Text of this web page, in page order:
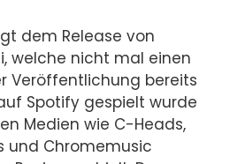
dem Release von
welche nicht mal einen
Veröffentlichung bereits
Spotify gespielt wurde
Medien wie C-Heads,
und Chromemusic